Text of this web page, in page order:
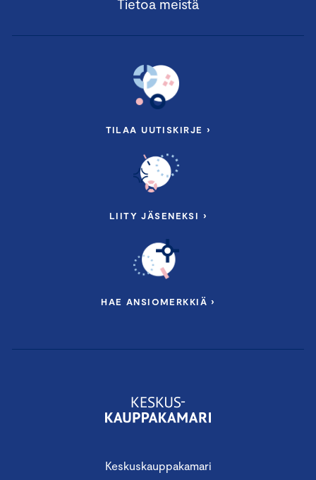
Keskuskauppakamari
Tietoa meistä
TILAA UUTISKIRJE ›
LIITY JÄSENEKSI ›
HAE ANSIOMERKKIÄ ›